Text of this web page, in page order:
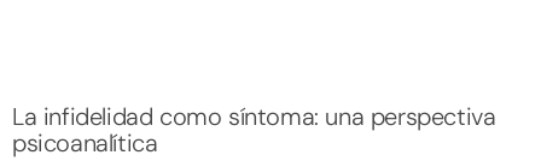
La infidelidad como síntoma: una perspectiva
psicoanalítica